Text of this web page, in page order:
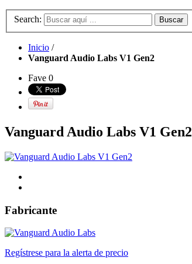
Search: Buscar
Inicio /
Vanguard Audio Labs V1 Gen2
Fave 0
Vanguard Audio Labs V1 Gen2
Fabricante
Regístrese para la alerta de precio